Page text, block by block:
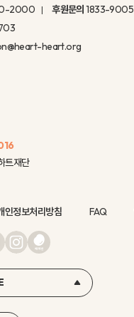
2000 후원문의1833-9005
heart.org
트재단
인정보처리방침 FAQ